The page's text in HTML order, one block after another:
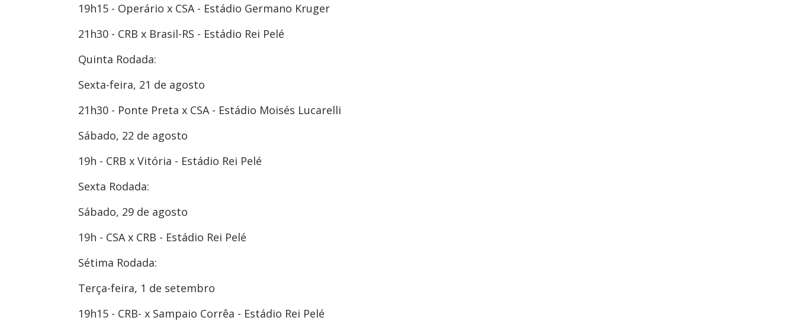
19h15 - Operário x CSA - Estádio Germano Kruger
21h30 - CRB x Brasil-RS - Estádio Rei Pelé
Quinta Rodada:
Sexta-feira, 21 de agosto
21h30 - Ponte Preta x CSA - Estádio Moisés Lucarelli
Sábado, 22 de agosto
19h - CRB x Vitória - Estádio Rei Pelé
Sexta Rodada:
Sábado, 29 de agosto
19h - CSA x CRB - Estádio Rei Pelé
Sétima Rodada:
Terça-feira, 1 de setembro
19h15 - CRB- x Sampaio Corrêa - Estádio Rei Pelé